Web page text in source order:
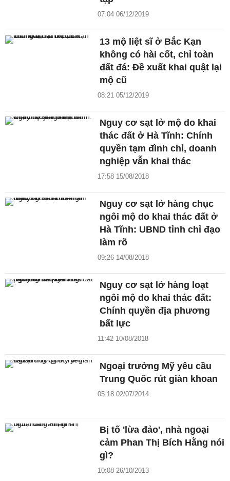
07:04 06/12/2019
13 mộ liệt sĩ ở Bắc Kạn
không có hài cốt, chỉ toàn
đất đá: Đề xuất khai quật lại
mộ cũ
08:21 05/12/2019
Nguy cơ sạt lở mộ do khai
thác đất ở Hà Tĩnh: Chính
quyền tạm đình chỉ, doanh
nghiệp vẫn khai thác
17:58 15/08/2018
Nguy cơ sạt lở hàng chục
ngôi mộ do khai thác đất ở
Hà Tĩnh: UBND tỉnh chỉ đạo
làm rõ
09:26 14/08/2018
Nguy cơ sạt lở hàng loạt
ngôi mộ do khai thác đất:
Chính quyền địa phương
bất lực
11:42 10/08/2018
Ngoại trưởng Mỹ yêu cầu
Trung Quốc rút giàn khoan
05:18 02/07/2014
Bị tố 'lừa đảo', nhà ngoại
cảm Phan Thị Bích Hằng nói
gì?
10:08 26/10/2013